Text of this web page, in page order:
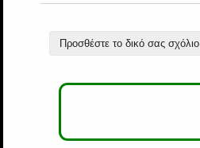
Προσθέστε το δικό σας σχόλιο